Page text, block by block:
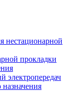
нестационарной
прокладки
электропередач